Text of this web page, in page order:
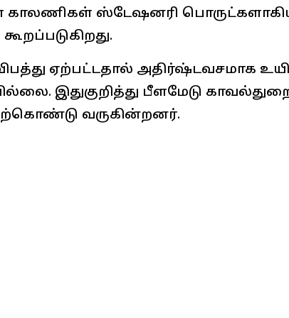
ஸ்டேஷனரி
ஏற்பட்டதால் அதிர்ஷ்டவசமாக
இதுகுறித்து பீளமேடு
வருகின்றனர்.